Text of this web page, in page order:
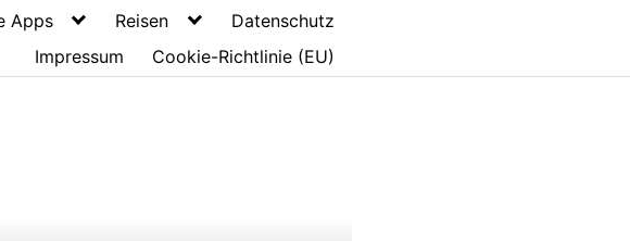
Apps Reisen
Datenschutz
Impressum
Cookie-Richtlinie (EU)